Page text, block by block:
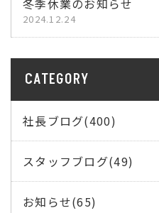
冬季休業のお知らせ
2024.12.24
CATEGORY
社長ブログ(400)
スタッフブログ(49)
お知らせ(65)